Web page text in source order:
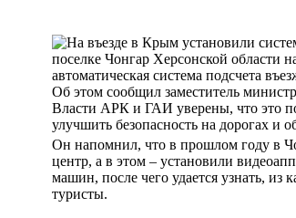
поселке Чонгар Херсонской области
автоматическая система подсчета
Об этом сообщил заместитель
Власти АРК и ГАИ уверены, что это
улучшить безопасность на дорогах и
Он напомнил, что в прошлом году в
центр, а в этом – установили
машин, после чего удается узнать, из
туристы.